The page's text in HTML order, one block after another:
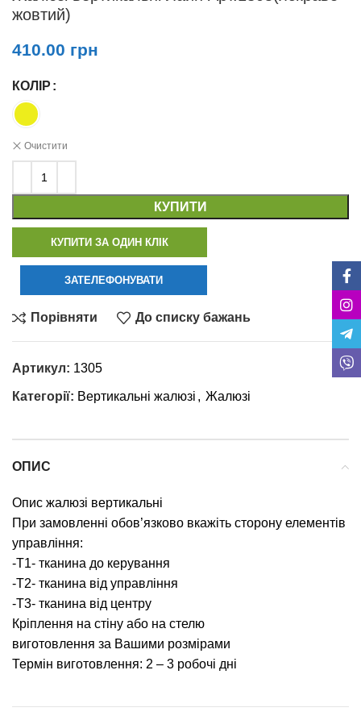
жовтий)
410.00 грн
КОЛІР
Очистити
КУПИТИ
КУПИТИ ЗА ОДИН КЛІК
ЗАТЕЛЕФОНУВАТИ
Порівняти До списку бажань
Артикул: 1305
Категорії: Вертикальні жалюзі , Жалюзі
ОПИС
Опис жалюзі вертикальні
При замовленні обов’язково вкажіть сторону елементів
управління:
-T1- тканина до керування
-T2- тканина від управління
-T3- тканина від центру
Кріплення на стіну або на стелю
виготовлення за Вашими розмірами
Термін виготовлення: 2 – 3 робочі дні